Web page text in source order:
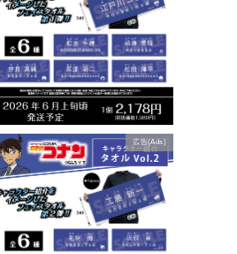
広告(Ads)